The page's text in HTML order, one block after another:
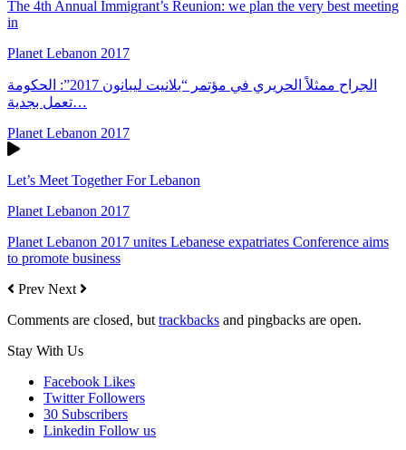
The 4th Annual Immigrant’s Reunion: we plan the very best meeting
in
Planet Lebanon 2017
الجراح ممثلاً الحريري في مؤتمر “بلانيت ليبانون 2017”: الحكومة
تعمل بجدية…
Planet Lebanon 2017
Let’s Meet Together For Lebanon
Planet Lebanon 2017
Planet Lebanon 2017 unites Lebanese expatriates Conference aims
to promote business
Prev Next
Comments are closed, but trackbacks and pingbacks are open.
Stay With Us
Facebook Likes
Twitter Followers
30 Subscribers
Linkedin Follow us